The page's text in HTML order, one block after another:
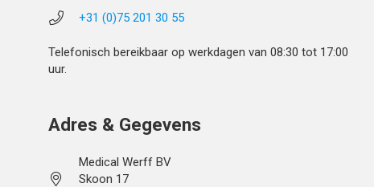
+31 (0)75 201 30 55
Telefonisch bereikbaar op werkdagen van 08:30 tot 17:00
uur.
Adres & Gegevens
Medical Werff BV
Skoon 17